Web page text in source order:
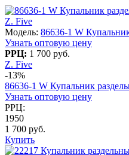
Z. Five
Модель: 86636-1 W
Узнать оптовую цену
РРЦ: 1 700 руб.
Z. Five
-13%
86636-1 W Купальник
Узнать оптовую цену
РРЦ:
1950
1 700 руб.
Купить